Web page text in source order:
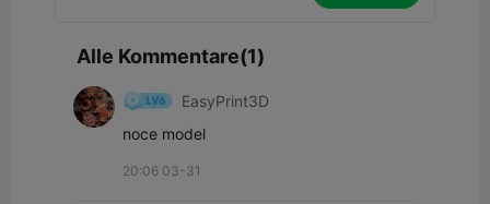
Alle Kommentare(1)
EasyPrint3D
noce model
20:06 03-31